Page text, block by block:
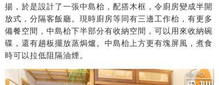
揚，於是設計了一張中島枱，配搭木框，令廚房變成半開
放式，分隔客飯廳。現時廚房等同有三邊工作枱，有更多
備餐空間，中島枱下半部分有收納空間，可以用來收納碗
碟，還有趟板擺放蒸焗爐。中島枱上方更有塊屏風，煮食
時可以拉低阻隔油煙。